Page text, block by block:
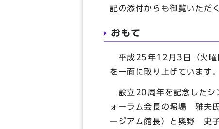
記の添付からも御覧いただ
おもて
平成25年12月3日（火曜
を一面に取り上げています。
設立20周年を記念したシ
ォーラム会長の堀場 雅夫
ージアム館長）と奥野 史